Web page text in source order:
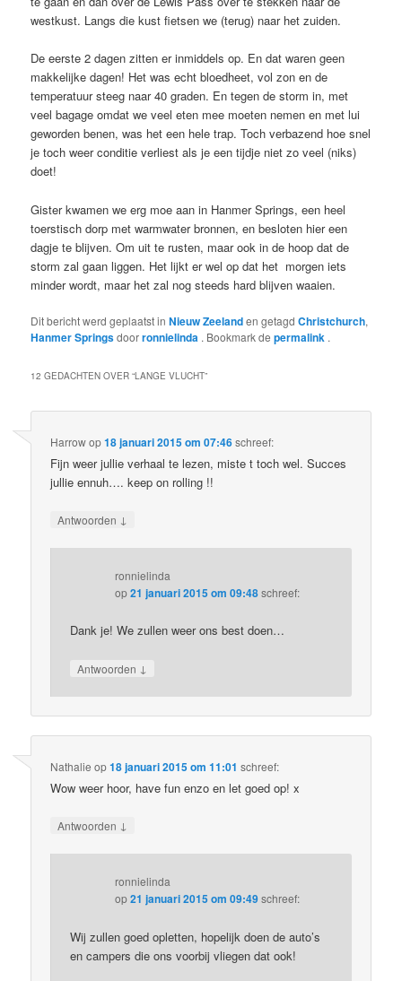
westkust. Langs die kust fietsen we (terug) naar het zuiden.
De eerste 2 dagen zitten er inmiddels op. En dat waren geen
makkelijke dagen! Het was echt bloedheet, vol zon en de
temperatuur steeg naar 40 graden. En tegen de storm in, met
veel bagage omdat we veel eten mee moeten nemen en met lui
geworden benen, was het een hele trap. Toch verbazend hoe snel
je toch weer conditie verliest als je een tijdje niet zo veel (niks)
doet!
Gister kwamen we erg moe aan in Hanmer Springs, een heel
toerstisch dorp met warmwater bronnen, en besloten hier een
dagje te blijven. Om uit te rusten, maar ook in de hoop dat de
storm zal gaan liggen. Het lijkt er wel op dat het morgen iets
minder wordt, maar het zal nog steeds hard blijven waaien.
Dit bericht werd geplaatst inNieuw Zeelanden getagdChristchurch,
Hanmer Springsdoorronnielinda . Bookmark depermalink .
12 GEDACHTEN OVER “LANGE VLUCHT”
Harrowop18 januari 2015 om 07:46schreef:
Fijn weer jullie verhaal te lezen, miste t toch wel. Succes
jullie ennuh…. keep on rolling !!
Antwoorden ↓
ronnielinda
op21 januari 2015 om 09:48schreef:
Dank je! We zullen weer ons best doen…
Antwoorden ↓
Nathalie op18 januari 2015 om 11:01 schreef:
Wow weer hoor, have fun enzo en let goed op! x
Antwoorden ↓
ronnielinda
op21 januari 2015 om 09:49schreef:
Wij zullen goed opletten, hopelijk doen de auto’s
en campers die ons voorbij vliegen dat ook!